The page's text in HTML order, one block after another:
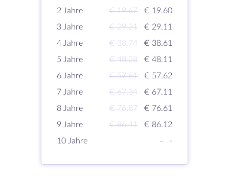
2 Jahre
€ 19.67
€ 19.60
3 Jahre
€ 29.21
€ 29.11
4 Jahre
€ 38.74
€ 38.61
5 Jahre
€ 48.28
€ 48.11
6 Jahre
€ 57.81
€ 57.62
7 Jahre
€ 67.34
€ 67.11
8 Jahre
€ 76.87
€ 76.61
9 Jahre
€ 86.41
€ 86.12
10 Jahre
- -